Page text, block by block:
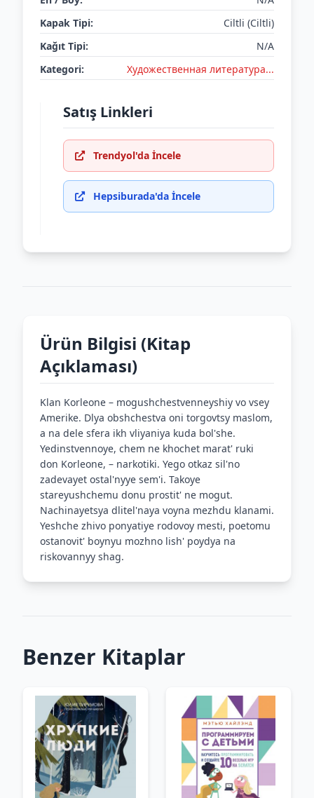
Kapak Tipi:
Ciltli (Ciltli)
Kağıt Tipi:
N/A
Kategori:
Художественная литература...
Satış Linkleri
Trendyol'da İncele
Hepsiburada'da İncele
Ürün Bilgisi (Kitap
Açıklaması)
Klan Korleone – mogushchestvenneyshiy vo vsey
Amerike. Dlya obshchestva oni torgovtsy maslom,
a na dele sfera ikh vliyaniya kuda bol'she.
Yedinstvennoye, chem ne khochet marat' ruki
don Korleone, – narkotiki. Yego otkaz sil'no
zadevayet ostal'nyye sem'i. Takoye
stareyushchemu donu prostit' ne mogut.
Nachinayetsya dlitel'naya voyna mezhdu klanami.
Yeshche zhivo ponyatiye rodovoy mesti, poetomu
ostanovit' boynyu mozhno lish' poydya na
riskovannyy shag.
Benzer Kitaplar